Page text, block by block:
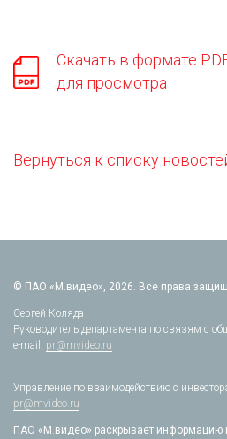
Скачать в формате
для просмотра
Вернуться к списку
© ПАО «М.видео», 2026. Все права
Сергей Коляда
Руководитель департамента по связям с
e-mail: pr@mvideo.ru
Управление по взаимодействию с
pr@mvideo.ru
ПАО «М.видео» раскрывает информацию